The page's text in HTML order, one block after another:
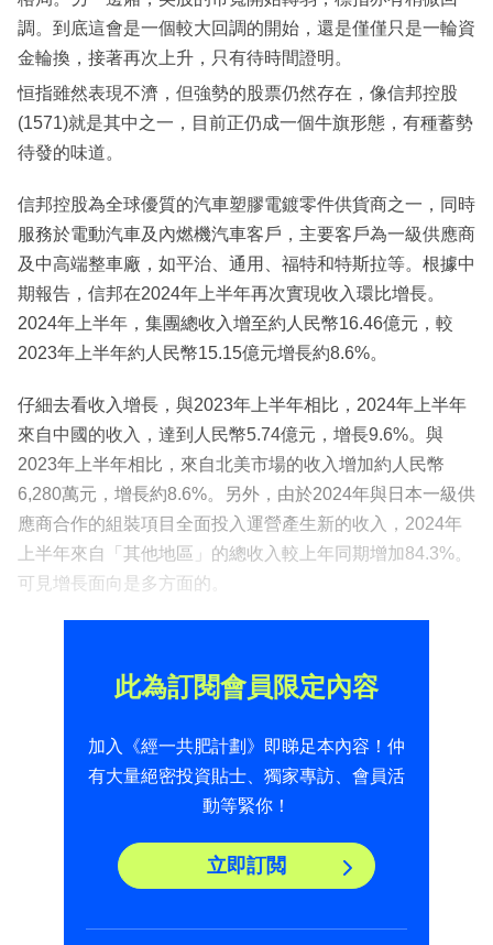
調。到底這會是一個較大回調的開始，還是僅僅只是一輪資
金輪換，接著再次上升，只有待時間證明。
恒指雖然表現不濟，但強勢的股票仍然存在，像信邦控股
(1571)就是其中之一，目前正仍成一個牛旗形態，有種蓄勢
待發的味道。
信邦控股為全球優質的汽車塑膠電鍍零件供貨商之一，同時
服務於電動汽車及內燃機汽車客戶，主要客戶為一級供應商
及中高端整車廠，如平治、通用、福特和特斯拉等。根據中
期報告，信邦在2024年上半年再次實現收入環比增長。
2024年上半年，集團總收入增至約人民幣16.46億元，較
2023年上半年約人民幣15.15億元增長約8.6%。
仔細去看收入增長，與2023年上半年相比，2024年上半年
來自中國的收入，達到人民幣5.74億元，增長9.6%。與
2023年上半年相比，來自北美市場的收入增加約人民幣
6,280萬元，增長約8.6%。另外，由於2024年與日本一級供
應商合作的組裝項目全面投入運營產生新的收入，2024年
上半年來自「其他地區」的總收入較上年同期增加84.3%。
可見增長面向是多方面的。
此為訂閱會員限定內容
加入《經一共肥計劃》即睇足本內容！仲
有大量絕密投資貼士、獨家專訪、會員活
動等緊你！
立即訂閲